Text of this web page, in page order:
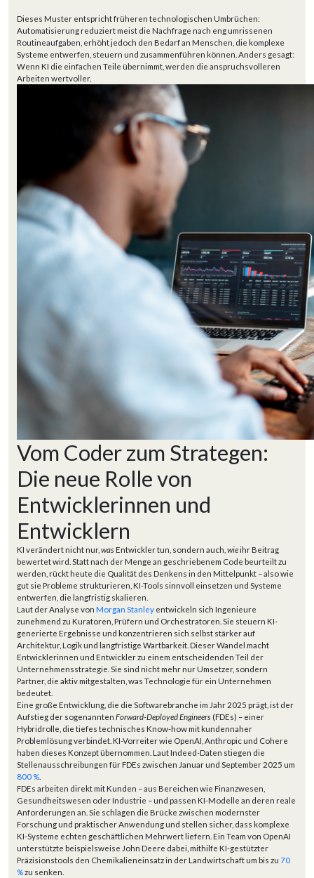
Dieses Muster entspricht früheren technologischen Umbrüchen:
Automatisierung reduziert meist die Nachfrage nach eng umrissenen
Routineaufgaben, erhöht jedoch den Bedarf an Menschen, die komplexe
Systeme entwerfen, steuern und zusammenführen können. Anders gesagt:
Wenn KI die einfachen Teile übernimmt, werden die anspruchsvolleren
Arbeiten wertvoller.
Vom Coder zum Strategen:
Die neue Rolle von
Entwicklerinnen und
Entwicklern
KI verändert nicht nur, wasEntwickler tun, sondern auch, wieihr Beitrag
bewertet wird. Statt nach der Menge an geschriebenem Code beurteilt zu
werden, rückt heute die Qualität des Denkens in den Mittelpunkt – also wie
gut sie Probleme strukturieren, KI-Tools sinnvoll einsetzen und Systeme
entwerfen, die langfristig skalieren.
Laut der Analyse von Morgan Stanley entwickeln sich Ingenieure
zunehmend zu Kuratoren, Prüfern und Orchestratoren. Sie steuern KI-
generierte Ergebnisse und konzentrieren sich selbst stärker auf
Architektur, Logik und langfristige Wartbarkeit. Dieser Wandel macht
Entwicklerinnen und Entwickler zu einem entscheidenden Teil der
Unternehmensstrategie. Sie sind nicht mehr nur Umsetzer, sondern
Partner, die aktiv mitgestalten, was Technologie für ein Unternehmen
bedeutet.
Eine große Entwicklung, die die Softwarebranche im Jahr 2025 prägt, ist der
Aufstieg der sogenannten Forward-Deployed Engineers (FDEs) – einer
Hybridrolle, die tiefes technisches Know-how mit kundennaher
Problemlösung verbindet. KI-Vorreiter wie OpenAI, Anthropic und Cohere
haben dieses Konzept übernommen. Laut Indeed-Daten stiegen die
Stellenausschreibungen für FDEs zwischen Januar und September 2025 um
800 %
FDEs arbeiten direkt mit Kunden – aus Bereichen wie Finanzwesen,
Gesundheitswesen oder Industrie – und passen KI-Modelle an deren reale
Anforderungen an. Sie schlagen die Brücke zwischen modernster
Forschung und praktischer Anwendung und stellen sicher, dass komplexe
KI-Systeme echten geschäftlichen Mehrwert liefern. Ein Team von OpenAI
unterstützte beispielsweise John Deere dabei, mithilfe KI-gestützter
Präzisionstools den Chemikalieneinsatz in der Landwirtschaft um bis zu 70
%zu senken.